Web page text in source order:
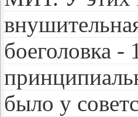
боеголовка
было у